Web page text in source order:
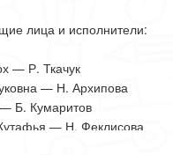
лица и исполнители:
— Р. Ткачук
— Н. Архипова
Б. Кумаритов
— Н. Феклисова